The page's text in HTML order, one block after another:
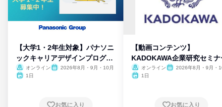
【大学1・2年生対象】パナソニ
ックキャリアデザインプログラ
ム
オンライン
2026年8月・9月・10月
1日
お気に入り
【動画コンテンツ】
KADOKAWA企業研究セミナ
オンライン
2026年8月・9月・
1日
お気に入り